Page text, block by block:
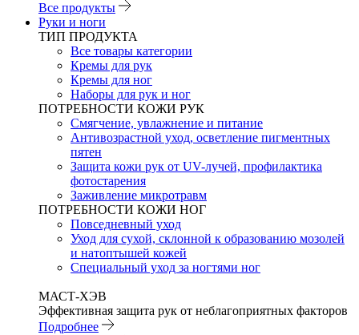
Все продукты
Руки и ноги
ТИП ПРОДУКТА
Все товары категории
Кремы для рук
Кремы для ног
Наборы для рук и ног
ПОТРЕБНОСТИ КОЖИ РУК
Смягчение, увлажнение и питание
Антивозрастной уход, осветление пигментных
пятен
Защита кожи рук от UV-лучей, профилактика
фотостарения
Заживление микротравм
ПОТРЕБНОСТИ КОЖИ НОГ
Повседневный уход
Уход для сухой, склонной к образованию мозолей
и натоптышей кожей
Специальный уход за ногтями ног
МАСТ-ХЭВ
Эффективная защита рук от неблагоприятных факторов
Подробнее